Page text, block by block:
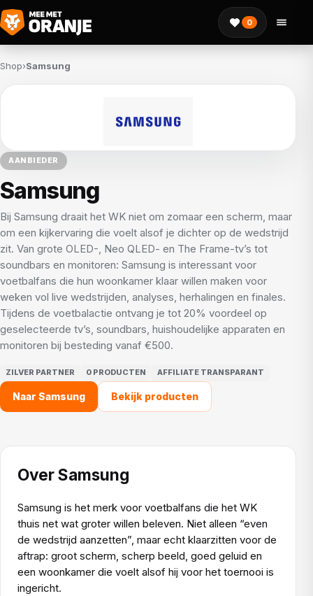
0
Shop›Samsung
AANBIEDER
Samsung
Bij Samsung draait het WK niet om zomaar een scherm, maar
om een kijkervaring die voelt alsof je dichter op de wedstrijd
zit. Van grote OLED-, Neo QLED- en The Frame-tv’s tot
soundbars en monitoren: Samsung is interessant voor
voetbalfans die hun woonkamer klaar willen maken voor
weken vol live wedstrijden, analyses, herhalingen en finales.
Tijdens de voetbalactie ontvang je tot 20% voordeel op
geselecteerde tv’s, soundbars, huishoudelijke apparaten en
monitoren bij besteding vanaf €500.
ZILVER PARTNER 0 PRODUCTEN AFFILIATE TRANSPARANT
Naar Samsung Bekijk producten
Over Samsung
Samsung is het merk voor voetbalfans die het WK
thuis net wat groter willen beleven. Niet alleen “even
de wedstrijd aanzetten”, maar echt klaarzitten voor de
aftrap: groot scherm, scherp beeld, goed geluid en
een woonkamer die voelt alsof hij voor het toernooi is
ingericht.